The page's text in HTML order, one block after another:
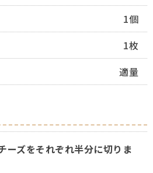
1個
1枚
適量
ーズをそれぞれ半分に切りま